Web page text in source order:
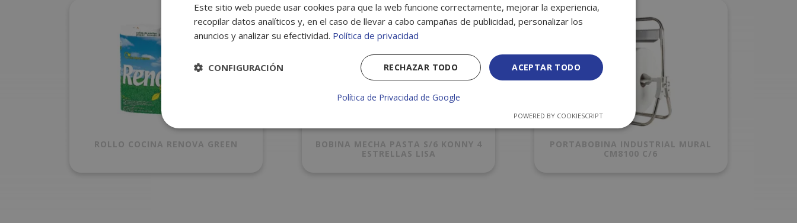
ROLLO COCINA RENOVA GREEN
BOBINA MECHA PASTA S/6 KONNY 4
ESTRELLAS LISA
PORTABOBINA INDUSTRIAL MURAL
CM8100 C/6
Este sitio web puede usar cookies para que la web funcione correctamente, mejorar la experiencia,
recopilar datos analíticos y, en el caso de llevar a cabo campañas de publicidad, personalizar los
anuncios y analizar su efectividad. Política de privacidad
ACEPTAR TODO
RECHAZAR TODO
CONFIGURACIÓN
Política de Privacidad de Google
POWERED BY COOKIESCRIPT